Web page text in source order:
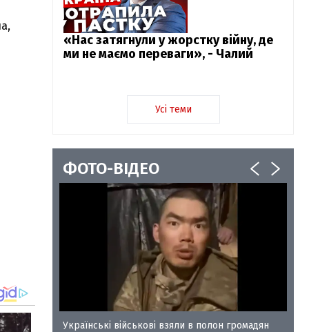
«Нас затягнули у жорстку війну, де
ми не маємо переваги», - Чалий
Усі теми
ФОТО-ВІДЕО
35
Українські військові взяли в полон громадян